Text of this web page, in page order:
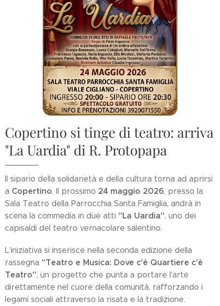
Copertino si tinge di teatro: arriva
"La Uardia" di R. Protopapa
Il sipario della solidarietà e della cultura torna ad aprirsi
a Copertino. Il prossimo 24 maggio 2026, presso la
Sala Teatro della Parrocchia Santa Famiglia, andrà in
scena la commedia in due atti "La Uardia", uno dei
capisaldi del teatro vernacolare salentino.
L'iniziativa si inserisce nella seconda edizione della
rassegna "Teatro e Musica: Dove c'è Quartiere c'è
Teatro", un progetto che punta a portare l'arte
direttamente nel cuore della comunità, rafforzando i
legami sociali attraverso la risata e la tradizione.